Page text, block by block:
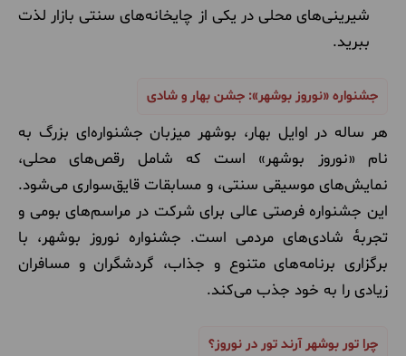
شیرینی‌های محلی در یکی از چایخانه‌های سنتی بازار لذت
ببرید.
جشنواره «نوروز بوشهر»: جشن بهار و شادی
هر ساله در اوایل بهار، بوشهر میزبان جشنواره‌ای بزرگ به
نام «نوروز بوشهر» است که شامل رقص‌های محلی،
نمایش‌های موسیقی سنتی، و مسابقات قایق‌سواری می‌شود.
این جشنواره فرصتی عالی برای شرکت در مراسم‌های بومی و
تجربهٔ شادی‌های مردمی است. جشنواره نوروز بوشهر، با
برگزاری برنامه‌های متنوع و جذاب، گردشگران و مسافران
زیادی را به خود جذب می‌کند.
چرا تور بوشهر آرند تور در نوروز؟